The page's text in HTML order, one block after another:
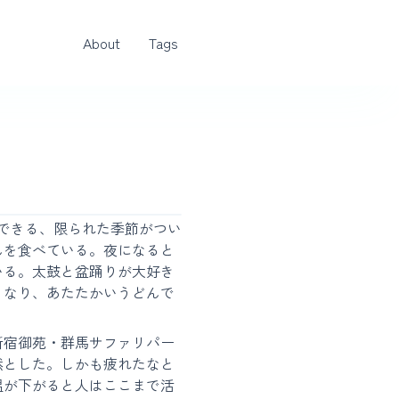
About Tags
きる、限られた季節がつい
食べている。夜になると
。太鼓と盆踊りが大好き
り、あたたかいうどんで
御苑・群馬サファリパー
した。しかも疲れたなと
下がると人はここまで活